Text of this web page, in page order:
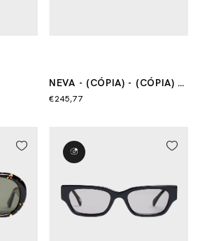
NEVA - (CÓPIA) - (CÓPIA) -
(CÓPIA)
€245,77